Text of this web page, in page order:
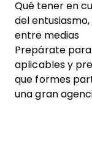
Qué tener en
del
entre medias
Prepárate
aplicables y
que formes
una gran